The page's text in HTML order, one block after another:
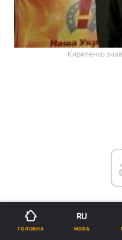
Кириленко
ГОЛОВНА
RU
МОВА